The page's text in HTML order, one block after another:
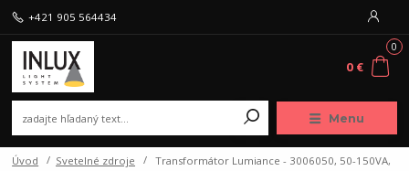
Menu
+421 905 564434
0
0 €
Úvod Svetelné zdroje
Transformátor Lumiance - 3006050, 50-150VA,